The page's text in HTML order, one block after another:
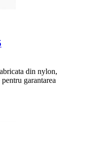
din nylon,
garantarea